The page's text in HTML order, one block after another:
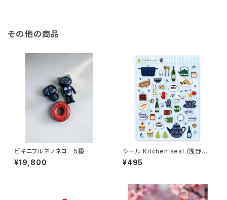
その他の商品
ビキニフルネノネコ 5種
¥19,800
シール Kitchen seal /浅野み
どり
¥495